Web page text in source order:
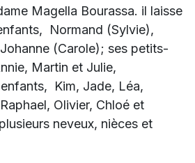
Magella Bourassa. il laisse
Normand (Sylvie),
(Carole); ses petits-
Martin et Julie,
Kim, Jade, Léa,
Olivier, Chloé et
neveux, nièces et